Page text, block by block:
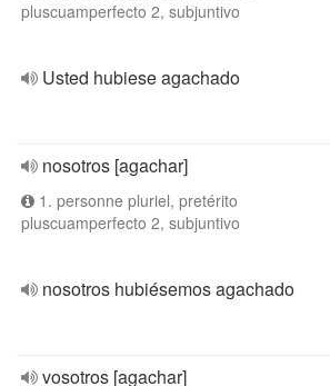
pluscuamperfecto 2, subjuntivo
Usted hubiese agachado
nosotros [agachar]
1. personne pluriel, pretérito
pluscuamperfecto 2, subjuntivo
nosotros hubiésemos agachado
vosotros [agachar]